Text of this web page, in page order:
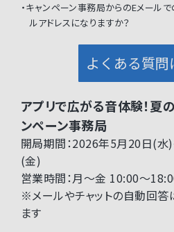
・キャンペーン事務局からのEメール
ルアドレスになりますか？
よくある質問
アプリで広がる音体験！
ンペーン事務局
開局期間：2026年5月20日(
(金)
営業時間：月～金 10:00～
※メールやチャットの自動回
ます